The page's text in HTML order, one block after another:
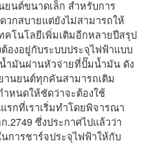
นต์ขนาดเล็ก สำหรับการ
วกสบายแต่ยังไม่สามารถให้
โนโลยีเพิ่มเติมอีกหลายปีสรุป
องอยู่กับระบบประจุไฟฟ้าแบบ
ำมันผ่านหัวจ่ายที่ปั๊มน้ำมัน ดัง
นยนต์ทุกคันสามารถเติม
หนดให้ชัดว่าจะต้องใช้
รกที่เราเริ่มทำโดยพิจารณา
ซึ่งประกาศไปแล้วว่า
นการชาร์จประจุไฟฟ้าให้กับ